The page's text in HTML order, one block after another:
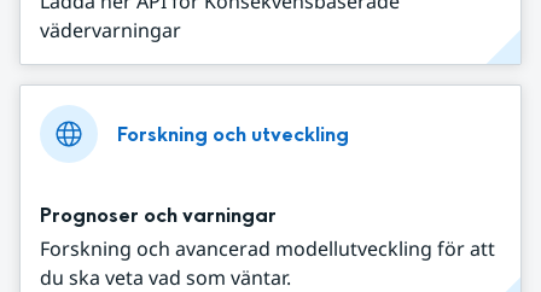
vädervarningar
Forskning och utveckling
Prognoser och varningar
Forskning och avancerad modellutveckling för att
du ska veta vad som väntar.